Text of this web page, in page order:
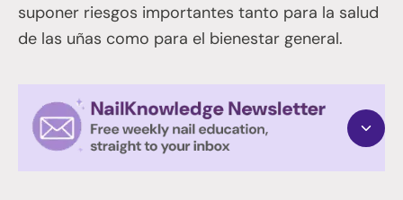
suponer riesgos importantes tanto para la salud
de las uñas como para el bienestar general.